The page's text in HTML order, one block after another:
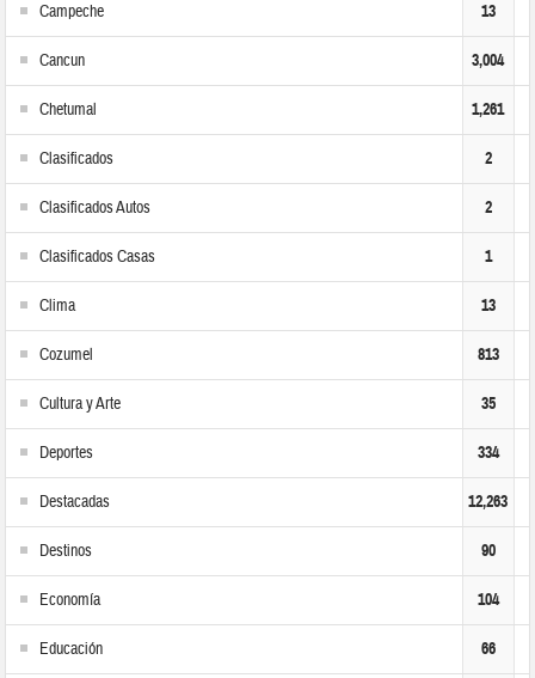
Campeche 13
Cancun 3,004
Chetumal 1,261
Clasificados 2
Clasificados Autos 2
Clasificados Casas 1
Clima 13
Cozumel 813
Cultura y Arte 35
Deportes 334
Destacadas 12,263
Destinos 90
Economía 104
Educación 66